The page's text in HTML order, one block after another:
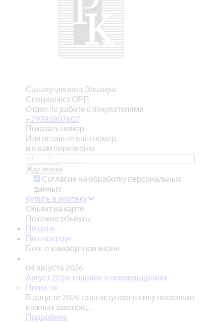
Салахутдинова Эльвира
Специалист ОРП
Отдел по работе с покупателями
+79785807607
Показать номер
Или оставьте ваш номер,
и я вам перезвоню
Согласие на обработку персональных
данных
Купить в ипотеку
Объект на карте
Похожие объекты
По цене
По площади
Блог о комфортной жизни
04 августа 2026
Август 2026: главное о нововведениях
Новости
В августе 2026 года вступает в силу несколько
важных законов,…
Подробнее